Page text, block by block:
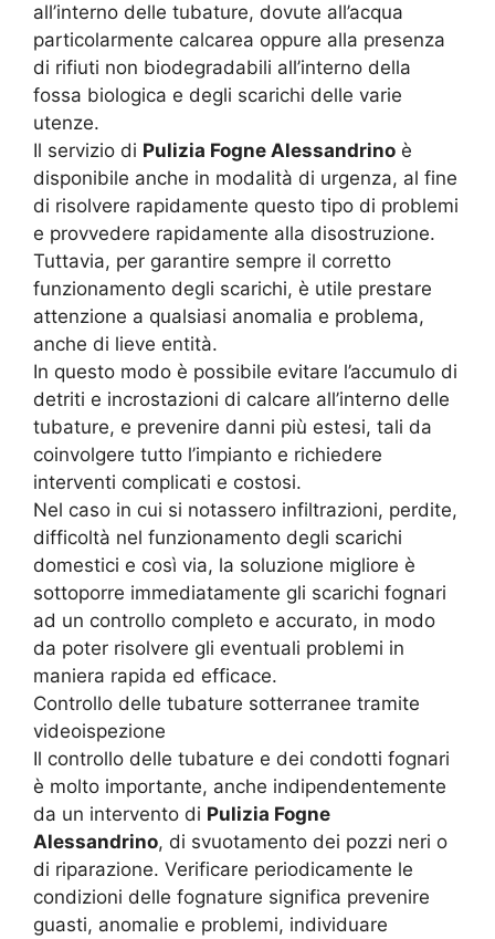
all’interno delle tubature, dovute all’acqua
particolarmente calcarea oppure alla presenza
di rifiuti non biodegradabili all’interno della
fossa biologica e degli scarichi delle varie
utenze.
Il servizio di Pulizia Fogne Alessandrino è
disponibile anche in modalità di urgenza, al fine
di risolvere rapidamente questo tipo di problemi
e provvedere rapidamente alla disostruzione.
Tuttavia, per garantire sempre il corretto
funzionamento degli scarichi, è utile prestare
attenzione a qualsiasi anomalia e problema,
anche di lieve entità.
In questo modo è possibile evitare l’accumulo di
detriti e incrostazioni di calcare all’interno delle
tubature, e prevenire danni più estesi, tali da
coinvolgere tutto l’impianto e richiedere
interventi complicati e costosi.
Nel caso in cui si notassero infiltrazioni, perdite,
difficoltà nel funzionamento degli scarichi
domestici e così via, la soluzione migliore è
sottoporre immediatamente gli scarichi fognari
ad un controllo completo e accurato, in modo
da poter risolvere gli eventuali problemi in
maniera rapida ed efficace.
Controllo delle tubature sotterranee tramite
videoispezione
Il controllo delle tubature e dei condotti fognari
è molto importante, anche indipendentemente
da un intervento di Pulizia Fogne
Alessandrino, di svuotamento dei pozzi neri o
di riparazione. Verificare periodicamente le
condizioni delle fognature significa prevenire
guasti, anomalie e problemi, individuare